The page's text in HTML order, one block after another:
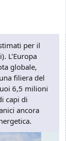
per il
L’Europa
globale,
filiera del
6,5 milioni
capi di
ancora